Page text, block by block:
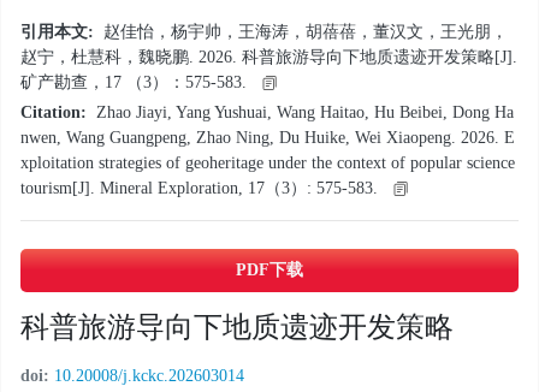
引用本文:
赵佳怡，杨宇帅，王海涛，胡蓓蓓，董汉文，王光朋，
赵宁，杜慧科，魏晓鹏. 2026. 科普旅游导向下地质遗迹开发策略[J].
矿产勘查，17 （3）：575-583.
Citation: Zhao Jiayi, Yang Yushuai, Wang Haitao, Hu Beibei, Dong Ha
nwen, Wang Guangpeng, Zhao Ning, Du Huike, Wei Xiaopeng. 2026. E
xploitation strategies of geoheritage under the context of popular science
tourism[J]. Mineral Exploration, 17（3）: 575-583.
PDF下载
科普旅游导向下地质遗迹开发策略
doi: 10.20008/j.kckc.202603014